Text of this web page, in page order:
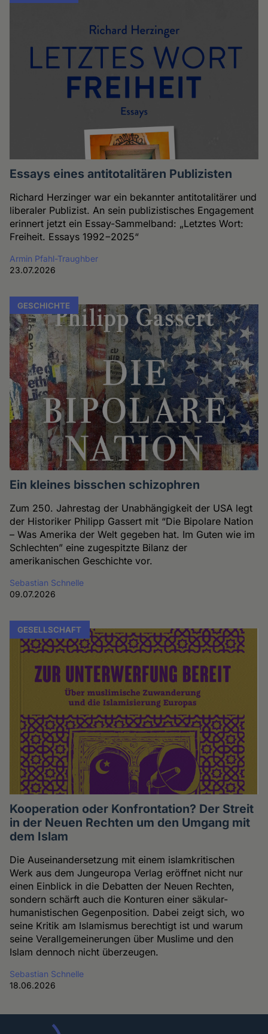
Essays eines antitotalitären Publizisten
Richard Herzinger war ein bekannter antitotalitärer und
liberaler Publizist. An sein publizistisches Engagement
erinnert jetzt ein Essay-Sammelband: „Letztes Wort:
Freiheit. Essays 1992−2025“
Armin Pfahl-Traughber
23.07.2026
GESCHICHTE
Ein kleines bisschen schizophren
Zum 250. Jahrestag der Unabhängigkeit der USA legt
der Historiker Philipp Gassert mit “Die Bipolare Nation
– Was Amerika der Welt gegeben hat. Im Guten wie im
Schlechten” eine zugespitzte Bilanz der
amerikanischen Geschichte vor.
Sebastian Schnelle
09.07.2026
GESELLSCHAFT
Kooperation oder Konfrontation? Der Streit
in der Neuen Rechten um den Umgang mit
dem Islam
Die Auseinandersetzung mit einem islamkritischen
Werk aus dem Jungeuropa Verlag eröffnet nicht nur
einen Einblick in die Debatten der Neuen Rechten,
sondern schärft auch die Konturen einer säkular-
humanistischen Gegenposition. Dabei zeigt sich, wo
seine Kritik am Islamismus berechtigt ist und warum
seine Verallgemeinerungen über Muslime und den
Islam dennoch nicht überzeugen.
Sebastian Schnelle
18.06.2026